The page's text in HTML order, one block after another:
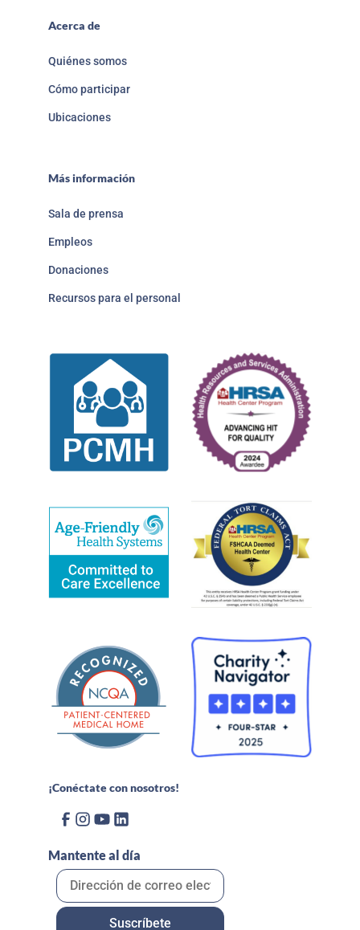
Acerca de
Quiénes somos
Cómo participar
Ubicaciones
Más información
Sala de prensa
Empleos
Donaciones
Recursos para el personal
¡Conéctate con nosotros!
Mantente al día